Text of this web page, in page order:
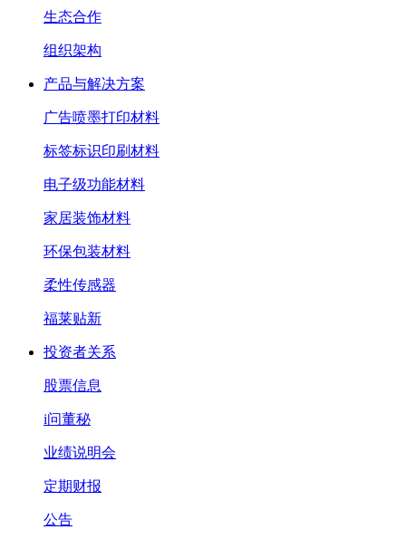
生态合作
组织架构
产品与解决方案
广告喷墨打印材料
标签标识印刷材料
电子级功能材料
家居装饰材料
环保包装材料
柔性传感器
福莱贴新
投资者关系
股票信息
i问董秘
业绩说明会
定期财报
公告